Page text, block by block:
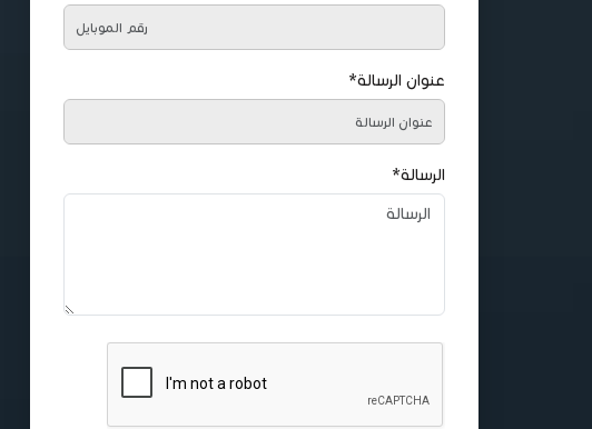
عنوان الرسالة*
الرسالة*